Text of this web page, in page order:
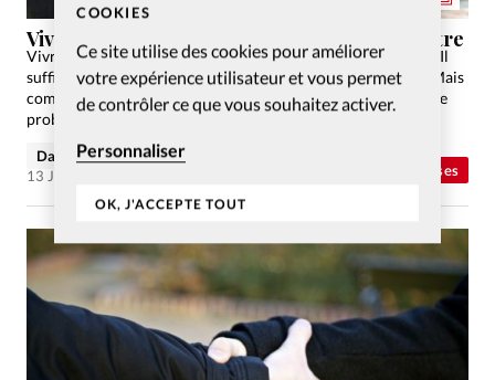
COOKIES
Ce site utilise des cookies pour améliorer
votre expérience utilisateur et vous permet
de contrôler ce que vous souhaitez activer.
Personnaliser
OK, J'ACCEPTE TOUT
Eglises
Vivre le culte (même en ligne) de tout mon être
Vivre l’Eglise en ligne, c’est facile et difficile en même temps! Il
suffit de s’installer sur son canapé et d’allumer l’ordinateur. Mais
comment prévenir la passivité et le désengagement? Certes ce
problème était présent bien…
Damien Favre
13 Jan 2021